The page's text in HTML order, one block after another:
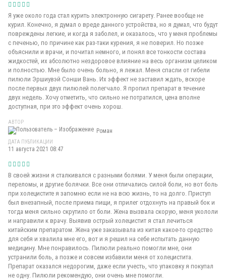
Я уже около года стал курить электронную сигарету. Ранее вообще не
курил. Конечно, я думал о вреде данного устройства, но я думал, что будут
повреждены легкие, и когда я заболел, и оказалось, что у меня проблемы
с печенью, по причине как раз-таки курения, я не поверил. Но позже
объяснили и врачи, и почитал немного, и понял все тонкости состава
жидкостей, их абсолютно нездоровое влияние на весь организм целиком
и полностью. Мне было очень больно, я лежал. Меня спасли от гибели
пилюли Эршиувэй Сонши Вань. Их эффект не заставил ждать, вскоре
после первых двух пилюлей полегчало. Я пропил препарат в течение
двух недель. Хочу отметить, что сильно не потратился, цена вполне
доступная, при это эффект очень хорош.
АВТОР
Роман
ДАТА ПУБЛИКАЦИИ
11 августа 2021 08:47
В своей жизни я сталкивался с разными болями. У меня были операции,
переломы, и другие болячки. Все они отличались силой боли, но вот боль
при холецистите я запомню если не на всю жизнь, то на долго. Приступ
был внезапный, после приема пищи, я прилег отдохнуть на правый бок и
тогда меня сильно скрутило от боли. Жена вызвала скорую, меня укололи
и направили к врачу. Выявив острый холецистит я стал лечиться
китайским препаратом. Жена уже заказывала из китая какое-то средство
для себя и хвалила мне его, вот и я решил на себе испытать данную
медицину. Мне понравилось. Пилюли реально помогли мне, они
устранили боль, а позже и совсем избавили меня от холецистита.
Препарат оказался недорогим, даже если учесть, что упаковку я покупал
не одну. Пилюли рекомендую, они очень мне помогли.